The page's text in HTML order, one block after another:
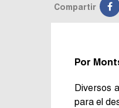
Compartir
Por
Diversos
para el